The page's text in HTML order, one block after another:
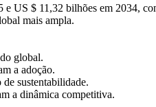
e US $ 11,32 bilhões em 2034,
mais ampla.
global.
a adoção.
sustentabilidade.
a dinâmica competitiva.